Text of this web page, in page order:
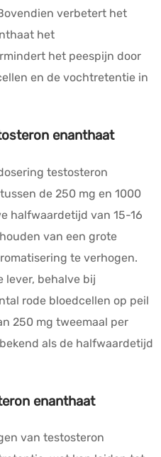
verbetert het
het
het peespijn door
en de vochtretentie in
enanthaat
testosteron
de 250 mg en 1000
halfwaardetijd van 15-16
van een grote
te verhogen.
lever, behalve bij
rode bloedcellen op peil
250 mg tweemaal per
als de halfwaardetijd
enanthaat
van testosteron